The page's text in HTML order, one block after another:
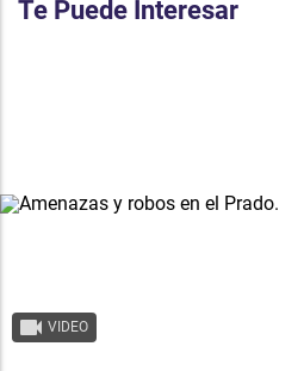
Te Puede Interesar
VIDEO